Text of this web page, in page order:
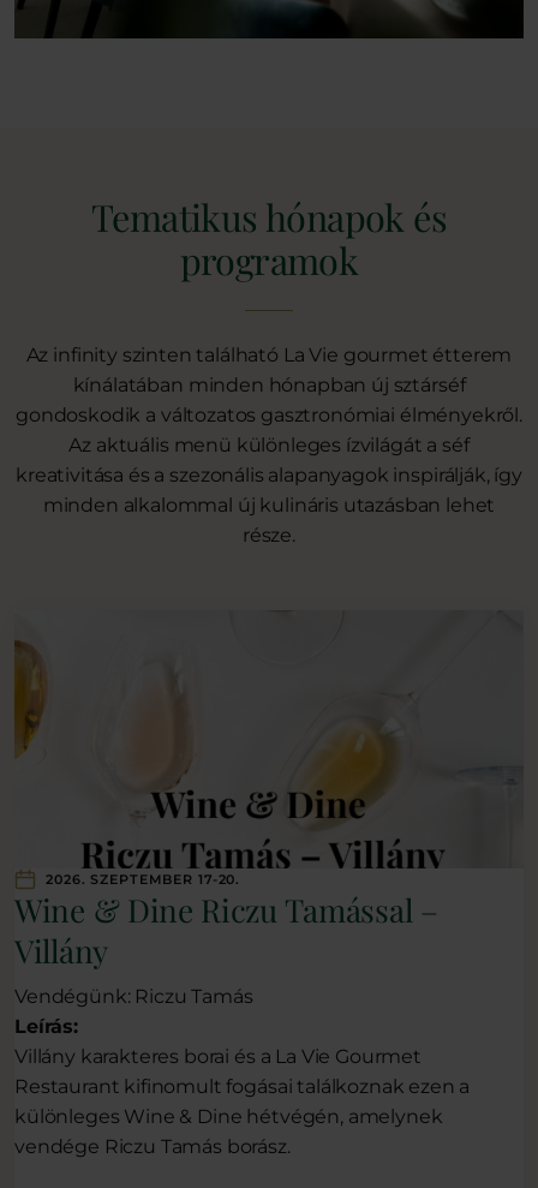
Tematikus hónapok és
programok
Az infinity szinten található La Vie gourmet étterem
kínálatában minden hónapban új sztárséf
gondoskodik a változatos gasztronómiai élményekről.
Az aktuális menü különleges ízvilágát a séf
kreativitása és a szezonális alapanyagok inspirálják, így
minden alkalommal új kulináris utazásban lehet
része.
2026. SZEPTEMBER 17-20.
Wine & Dine Riczu Tamással –
Villány
Vendégünk: Riczu Tamás
Leírás:
Villány karakteres borai és a La Vie Gourmet
Restaurant kifinomult fogásai találkoznak ezen a
különleges Wine & Dine hétvégén, amelynek
vendége Riczu Tamás borász.